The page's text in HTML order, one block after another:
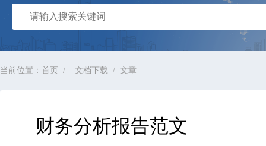
当前位置： 首页 文档下载 文章
财务分析报告范文